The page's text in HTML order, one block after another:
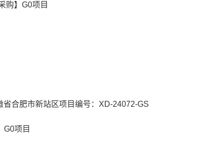
购】G0项目
合肥市新站区项目编号：XD-24072-GS
G0项目